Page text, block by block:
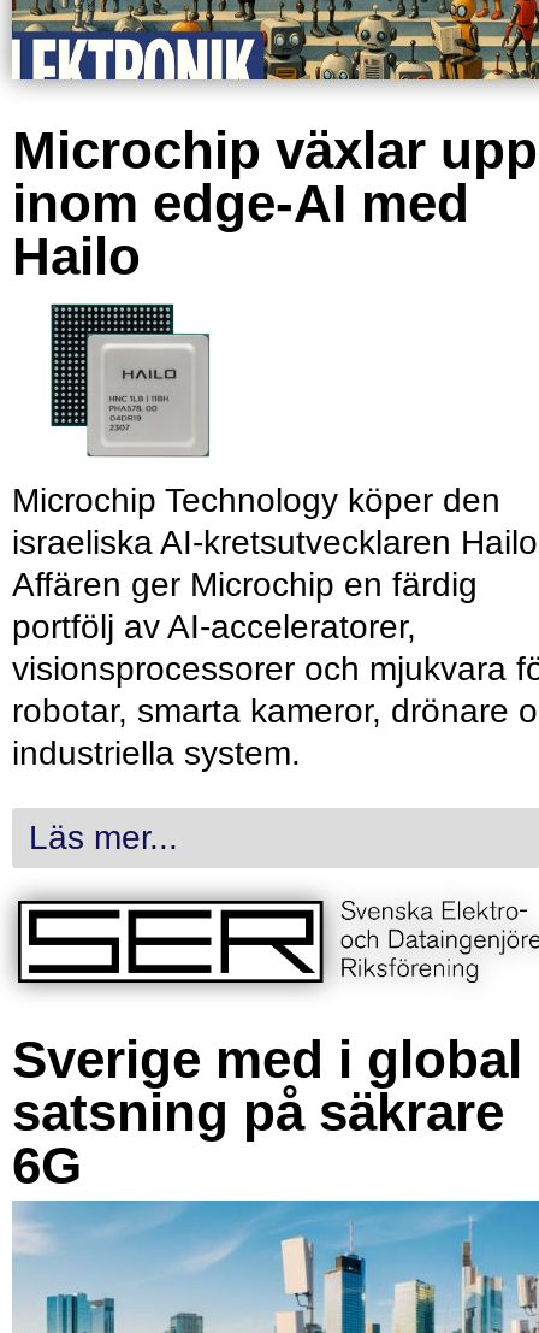
Microchip växlar upp
inom edge-AI med
Hailo
Microchip Technology köper den
israeliska AI-kretsutvecklaren
Affären ger Microchip en färdig
portfölj av AI-acceleratorer,
visionsprocessorer och mjukvara
robotar, smarta kameror, drönare
industriella system.
Läs mer...
Sverige med i global
satsning på säkrare
6G